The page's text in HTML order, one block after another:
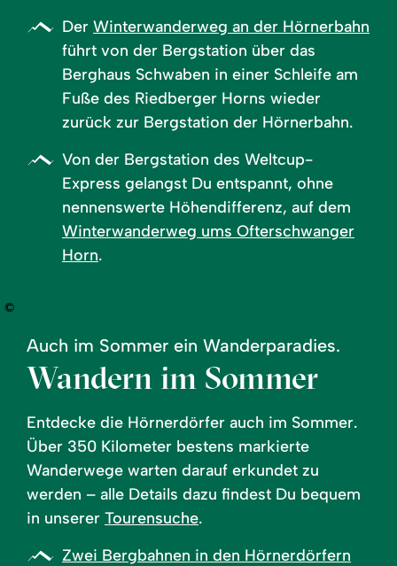
Der Winterwanderweg an der Hörnerbahn
führt von der Bergstation über das
Berghaus Schwaben in einer Schleife am
Fuße des Riedberger Horns wieder
zurück zur Bergstation der Hörnerbahn.
Von der Bergstation des Weltcup-
Express gelangst Du entspannt, ohne
nennenswerte Höhendifferenz, auf dem
Winterwanderweg ums Ofterschwanger
Horn.
©
Auch im Sommer ein Wanderparadies.
Wandern im Sommer
Entdecke die Hörnerdörfer auch im Sommer.
Über 350 Kilometer bestens markierte
Wanderwege warten darauf erkundet zu
werden – alle Details dazu findest Du bequem
in unserer Tourensuche.
Zwei Bergbahnen in den Hörnerdörfern